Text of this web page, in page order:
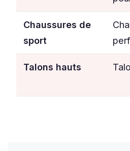
Chaussures de
sport
Talons hauts